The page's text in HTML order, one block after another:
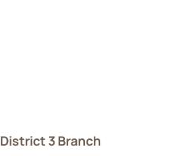
District 3 Branch